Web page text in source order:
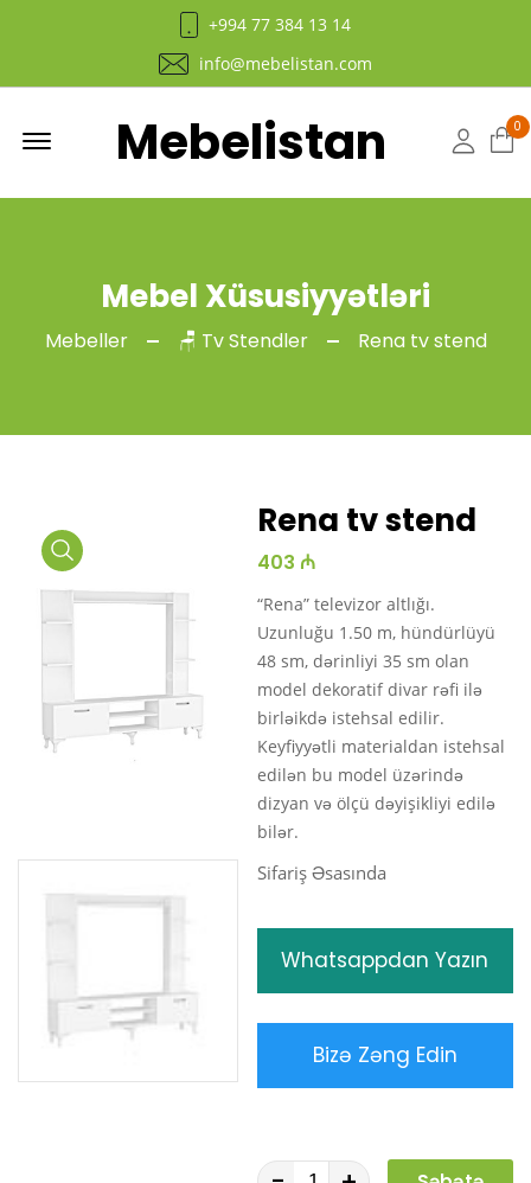
+994 77 384 13 14
info@mebelistan.com
Mebelistan 0
Mebel Xüsusiyyətləri
Mebeller 🪑 Tv Stendler Rena tv stend
Media
Gallery
Rena tv stend
403 ₼
“Rena” televizor altlığı.
Uzunluğu 1.50 m, hündürlüyü
48 sm, dərinliyi 35 sm olan
model dekoratif divar rəfi ilə
birləikdə istehsal edilir.
Keyfiyyətli materialdan istehsal
edilən bu model üzərində
dizyan və ölçü dəyişikliyi edilə
bilər.
Sifariş Əsasında
Whatsappdan Yazın
Bizə Zəng Edin